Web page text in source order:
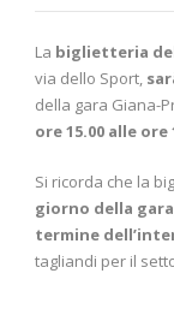
La biglietteria
via dello Sport,
della gara Giana-
ore 15.00 alle ore
Si ricorda che la
giorno della gara
termine
tagliandi per il